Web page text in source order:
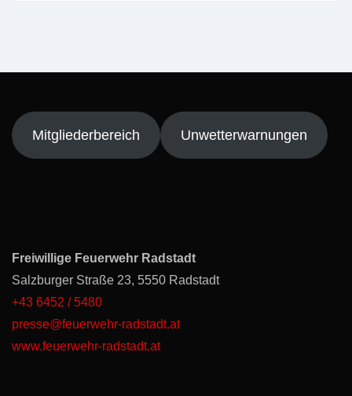
Mitgliederbereich Unwetterwarnungen
Freiwillige Feuerwehr Radstadt
Salzburger Straße 23, 5550 Radstadt
+43 6452 / 5480
presse@feuerwehr-radstadt.at
www.feuerwehr-radstadt.at